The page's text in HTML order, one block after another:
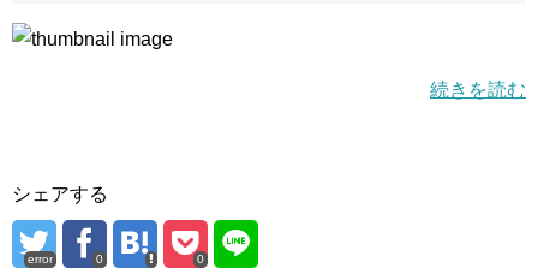
続きを読む
シェアする
error 0 0